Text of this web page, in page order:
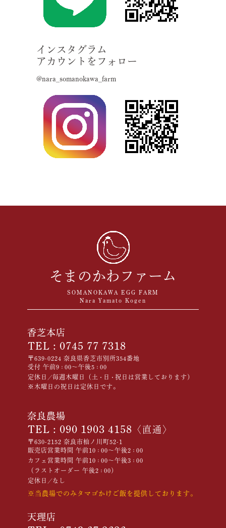
入場料：おひとり様￥500(税込)※小学生以下無料
生バンド🎸の演奏と一緒に歌って🎙踊って🎵食べて‼
産みたての新鮮たまごとご飯が食べ放題！
来場者にはたまご６個入りをプレゼント✨
※サイズは選べません。
※小学生以下は不可です。
Instagramをご登録でくじ引きにご参加頂けます🎊(既
肉みそetc...
※プレゼントは十分にご用意しておりますが、無くな
り次第終了です。
🥚第２回ゆでたまご早食い大会🥚
11月9日(土)限定イベントで当日15時頃～開催予定
成人の部(参加枠75名)・・・優勝賞品はたまご１年
分！(365個)+優勝トロフィー🏆
ります！
※未成年の方は保護者同伴。
混雑時には入場制限等を掛けさせて頂く場合もござい
また、当日分のたまご・ご飯が無くなり次第早めに終
了する場合がございます。
予めご了承ください。
お客様のご来店、お待ちしております🙇‍♂️
いつもありがとうございます。
そまのかわファームからお知らせです。
2024年9月9日から
奈良農場店にグランドオープンさせて頂いた
「そまのかわキッチン」ですが、
10月1日より、一部価格改定を実施させて頂きます。
通常料金
中学生以上(一般)…￥1500(税込)
小学生…￥500(税込)
未就学児…無料
※中学生以上(一般)のお客様は、おひとり様につき、
農場直売店にて店内商品をいずれか１点ご購入頂き
そまのかわキッチンにてお買い上げレシート提示で
￥500(税込)でのご提供とさせて頂きます。
また、オープン初日から毎日たくさんのご来店を頂
き、誠に有難うございます。
１日80組/200名限定で、お米が無くなり次第終了とな
今後も、たくさんのご来店をお待ちしております。
インスタグラム
アカウントをフォロー
@nara_somanokawa_farm
そまのかわファーム
SOMANOKAWA EGG FARM
Nara Yamato Kogen
香芝本店
TEL : 0745 77 7318
〒639-0224 奈良県香芝市別所354番地
受付 午前9 ： 00～午後5 ： 00
定休日
／毎週木曜日（土 ・ 日 ・ 祝日は営業しております）
※木曜日の祝日は定休日です。
奈良農場
TEL : 090 1903 4158 〈直通〉
〒630-2152 奈良市杣ノ川町52-1
販売店営業時間 午前10 ： 00～午後2 ： 00
カフェ営業時間 午前10 ： 00～午後3 ： 00
（ラストオーダー 午後2 ： 00）
定休日
／ なし
※当農場でのみタマゴかけご飯を提供しております。
天理店